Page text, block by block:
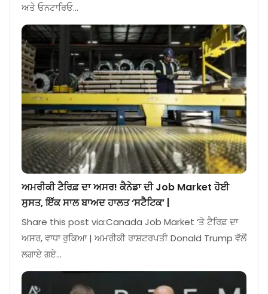
ਅਤੇ ਓਨਟਾਰਿਓ…
ਅਮਰੀਕੀ ਟੈਰਿਫ਼ ਦਾ ਅਸਰ! ਕੈਨੇਡਾ ਦੀ Job Market ਹੋਈ
ਸੁਸਤ, ਇੱਕ ਸਾਲ ਬਾਅਦ ਹਾਲਤ ‘ਸਟੈਟਿਕ’ |
Share this post via:Canada Job Market ‘ਤੇ ਟੈਰਿਫ਼ ਦਾ
ਅਸਰ, ਵਾਧਾ ਰੁਕਿਆ | ਅਮਰੀਕੀ ਰਾਸ਼ਟਰਪਤੀ Donald Trump ਵੱਲੋਂ
ਲਗਾਏ ਗਏ…